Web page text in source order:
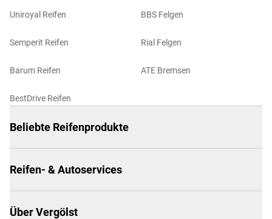
Uniroyal Reifen
Semperit Reifen
Barum Reifen
BestDrive Reifen
BBS Felgen
Rial Felgen
ATE Bremsen
Beliebte Reifenprodukte
Reifen- & Autoservices
Über Vergölst